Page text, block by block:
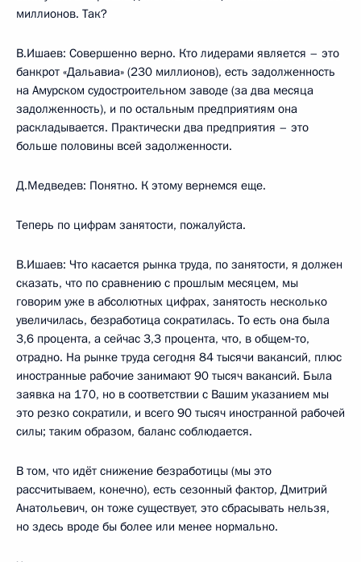
миллионов. Так?
В.Ишаев: Совершенно верно. Кто лидерами является – это
банкрот «Дальавиа» (230 миллионов), есть задолженность
на Амурском судостроительном заводе (за два месяца
задолженность), и по остальным предприятиям она
раскладывается. Практически два предприятия – это
больше половины всей задолженности.
Д.Медведев: Понятно. К этому вернемся еще.
Теперь по цифрам занятости, пожалуйста.
В.Ишаев: Что касается рынка труда, по занятости, я должен
сказать, что по сравнению с прошлым месяцем, мы
говорим уже в абсолютных цифрах, занятость несколько
увеличилась, безработица сократилась. То есть она была
3,6 процента, а сейчас 3,3 процента, что, в общем‑то,
отрадно. На рынке труда сегодня 84 тысячи вакансий, плюс
иностранные рабочие занимают 90 тысяч вакансий. Была
заявка на 170, но в соответствии с Вашим указанием мы
это резко сократили, и всего 90 тысяч иностранной рабочей
силы; таким образом, баланс соблюдается.
В том, что идёт снижение безработицы (мы это
рассчитываем, конечно), есть сезонный фактор, Дмитрий
Анатольевич, он тоже существует, это сбрасывать нельзя,
но здесь вроде бы более или менее нормально.